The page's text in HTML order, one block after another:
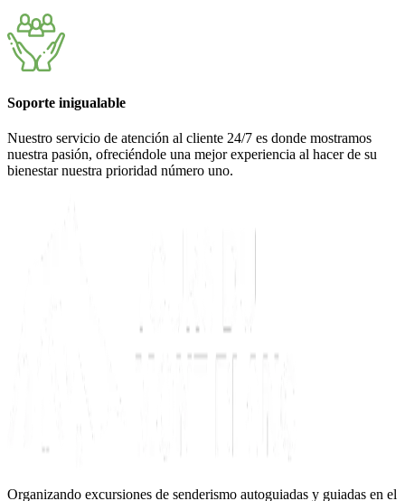
Soporte inigualable
Nuestro servicio de atención al cliente 24/7 es donde mostramos
nuestra pasión, ofreciéndole una mejor experiencia al hacer de su
bienestar nuestra prioridad número uno.
Organizando excursiones de senderismo autoguiadas y guiadas en el